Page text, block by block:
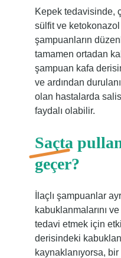
Kepek tedavisinde,
sülfit ve
şampuanların
tamamen ortadan
şampuan kafa
ve ardından
olan hastalarda
faydalı olabilir.
Saçta
geçer?
İlaçlı şampuanlar
kabuklanmalarını
tedavi etmek için
derisindeki
kaynaklanıyorsa,